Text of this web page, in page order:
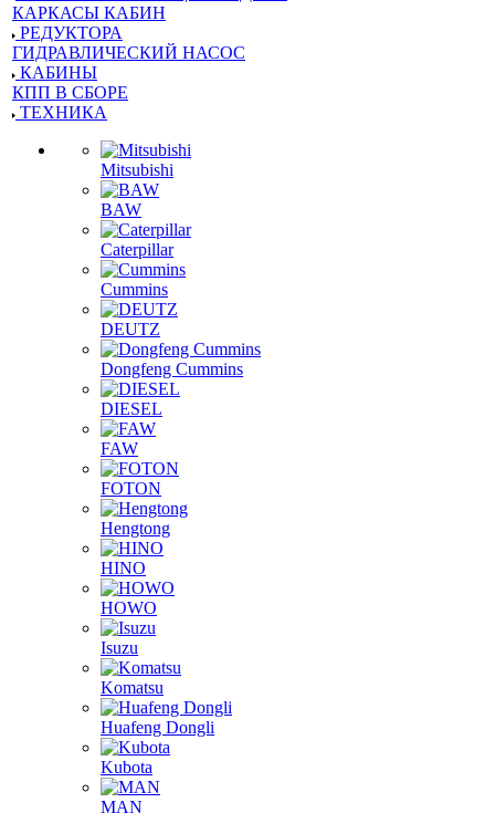
КАРКАСЫ КАБИН
РЕДУКТОРА
ГИДРАВЛИЧЕСКИЙ НАСОС
КАБИНЫ
КПП В СБОРЕ
ТЕХНИКА
Mitsubishi
BAW
Caterpillar
Cummins
DEUTZ
Dongfeng Cummins
DIESEL
FAW
FOTON
Hengtong
HINO
HOWO
Isuzu
Komatsu
Huafeng Dongli
Kubota
MAN